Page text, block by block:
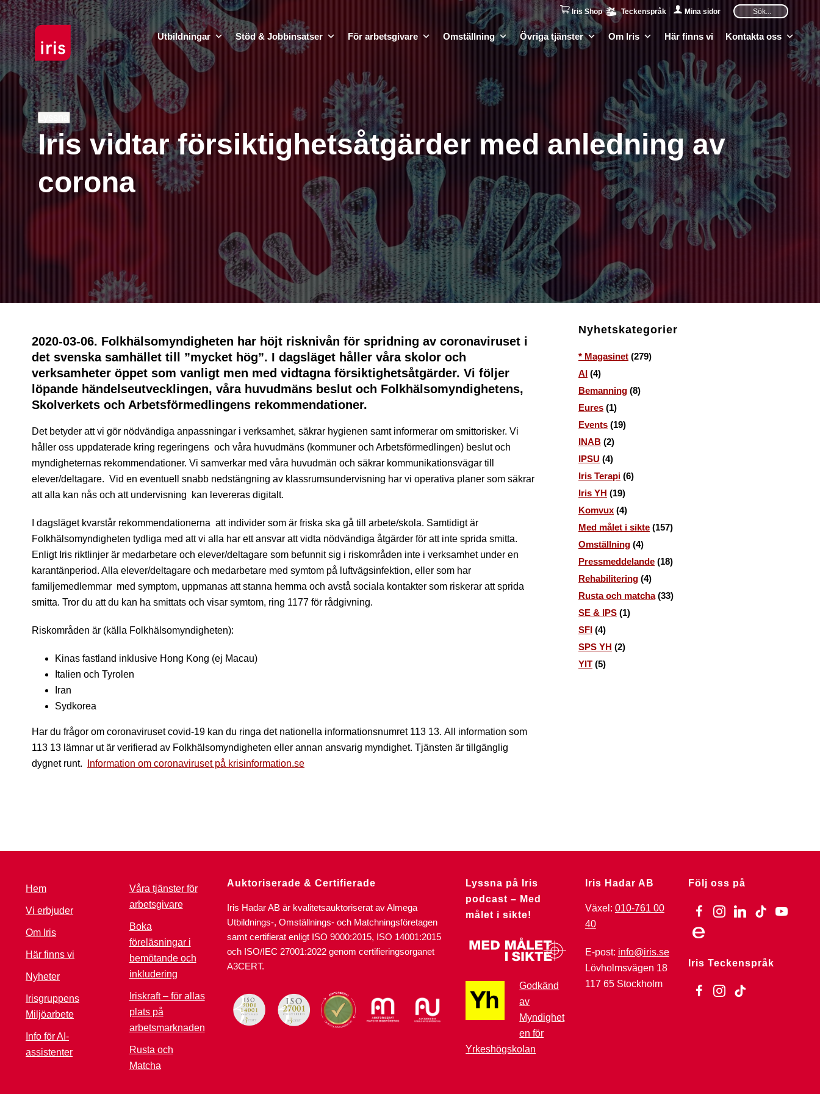
Iris Shop Teckenspråk Mina sidor
Utbildningar Stöd & Jobbinsatser För arbetsgivare Omställning Övriga tjänster Om Iris Här finns vi Kontakta oss
Iris vidtar försiktighetsåtgärder med anledning av
corona
2020-03-06. Folkhälsomyndigheten har höjt risknivån för spridning av coronaviruset i
det svenska samhället till ”mycket hög”. I dagsläget håller våra skolor och
verksamheter öppet som vanligt men med vidtagna försiktighetsåtgärder. Vi följer
löpande händelseutvecklingen, våra huvudmäns beslut och Folkhälsomyndighetens,
Skolverkets och Arbetsförmedlingens rekommendationer.
Det betyder att vi gör nödvändiga anpassningar i verksamhet, säkrar hygienen samt informerar om smittorisker. Vi
håller oss uppdaterade kring regeringens och våra huvudmäns (kommuner och Arbetsförmedlingen) beslut och
myndigheternas rekommendationer. Vi samverkar med våra huvudmän och säkrar kommunikationsvägar till
elever/deltagare. Vid en eventuell snabb nedstängning av klassrumsundervisning har vi operativa planer som säkrar
att alla kan nås och att undervisning kan levereras digitalt.
I dagsläget kvarstår rekommendationerna att individer som är friska ska gå till arbete/skola. Samtidigt är
Folkhälsomyndigheten tydliga med att vi alla har ett ansvar att vidta nödvändiga åtgärder för att inte sprida smitta.
Enligt Iris riktlinjer är medarbetare och elever/deltagare som befunnit sig i riskområden inte i verksamhet under en
karantänperiod. Alla elever/deltagare och medarbetare med symtom på luftvägsinfektion, eller som har
familjemedlemmar med symptom, uppmanas att stanna hemma och avstå sociala kontakter som riskerar att sprida
smitta. Tror du att du kan ha smittats och visar symtom, ring 1177 för rådgivning.
Riskområden är (källa Folkhälsomyndigheten):
Kinas fastland inklusive Hong Kong (ej Macau)
Italien och Tyrolen
Iran
Sydkorea
Har du frågor om coronaviruset covid-19 kan du ringa det nationella informationsnumret 113 13. All information som
113 13 lämnar ut är verifierad av Folkhälsomyndigheten eller annan ansvarig myndighet. Tjänsten är tillgänglig
dygnet runt.
Information om coronaviruset på krisinformation.se
Nyhetskategorier
* Magasinet (279)
AI (4)
Bemanning (8)
Eures (1)
Events (19)
INAB (2)
IPSU (4)
Iris Terapi (6)
Iris YH (19)
Komvux (4)
Med målet i sikte (157)
Omställning (4)
Pressmeddelande (18)
Rehabilitering (4)
Rusta och matcha(33)
SE & IPS (1)
SFI (4)
SPS YH (2)
YIT (5)
Hem
Vi erbjuder
Om Iris
Här finns vi
Nyheter
Irisgruppens
Miljöarbete
Info för AI-
assistenter
Våra tjänster för
arbetsgivare
Boka
föreläsningar i
bemötande och
inkludering
Iriskraft – för allas
plats på
arbetsmarknaden
Rusta och
Matcha
Auktoriserade & Certifierade
Iris Hadar AB är kvalitetsauktoriserat av Almega
Utbildnings-, Omställnings- och Matchningsföretagen
samt certifierat enligt ISO 9000:2015, ISO 14001:2015
och ISO/IEC 27001:2022 genom certifieringsorganet
A3CERT.
Lyssna på Iris
podcast – Med
målet i sikte!
Godkänd
av
Myndighet
en för
Yrkeshögskolan
Iris Hadar AB
Växel: 010-761 00
40
E-post: info@iris.se
Lövholmsvägen 18
117 65 Stockholm
Följ oss på
facebookinstagramlinkedin
tiktok youtube
ebay
Iris Teckenspråk
facebookinstagram
tiktok